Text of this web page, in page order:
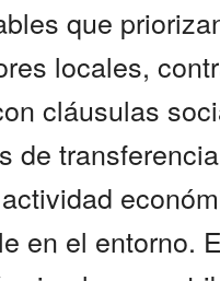
que
locales,
cláusulas
de
en el entorno.